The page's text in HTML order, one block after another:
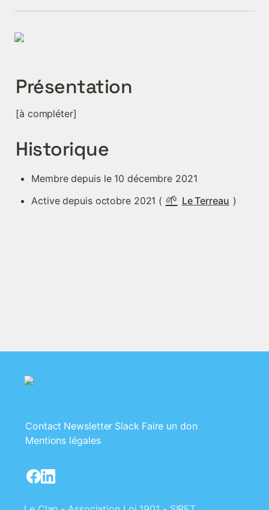
Présentation
[à compléter]
Historique
Membre depuis le 10 décembre 2021
Active depuis octobre 2021 ( 🌱 Le Terreau )
Contact Newsletter Slack Faire un don
Mentions légales